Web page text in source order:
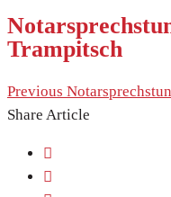
Trampitsch
Previous
Share Article